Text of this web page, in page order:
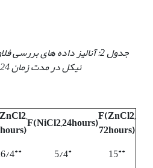
جدول 2: آنالیز داده های بررسی
نیکل در مدت زمان 24 و 72 ساعت.
F(ZnCl2,
72hours)
F(NiCl2,24hours)
15**
5/4*
4**